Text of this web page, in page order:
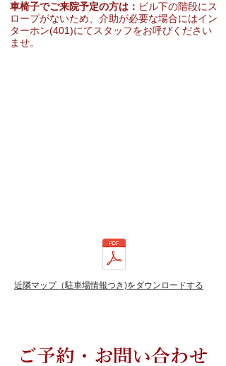
車椅子でご来院予定の方は： ビル下の階段にス
ロープがないため、介助が必要な場合にはイン
ターホン(401)にてスタッフをお呼びください
ませ。
近隣マップ（駐車場情報つき)をダウンロードする
ご予約・お問い合わせ